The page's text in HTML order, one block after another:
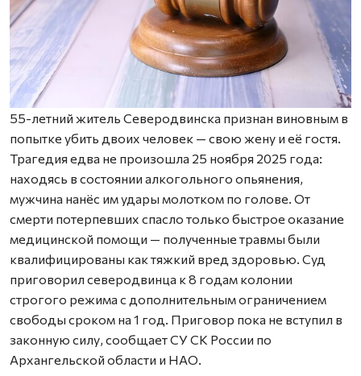
55-летний житель Северодвинска признан виновным в
попытке убить двоих человек — свою жену и её гостя.
Трагедия едва не произошла 25 ноября 2025 года:
находясь в состоянии алкогольного опьянения,
мужчина нанёс им удары молотком по голове. От
смерти потерпевших спасло только быстрое оказание
медицинской помощи — полученные травмы были
квалифицированы как тяжкий вред здоровью. Суд
приговорил северодвинца к 8 годам колонии
строгого режима с дополнительным ограничением
свободы сроком на 1 год. Приговор пока не вступил в
законную силу, сообщает СУ СК России по
Архангельской области и НАО.